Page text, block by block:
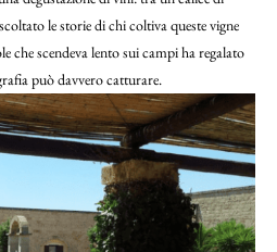
le storie di chi coltiva queste vigne
che scendeva lento sui campi ha regalato
può davvero catturare.